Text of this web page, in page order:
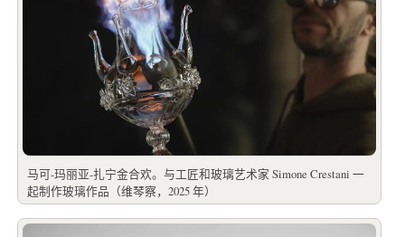
马可-玛丽亚-扎宁金合欢。与工匠和玻璃艺术家 Simone Crestani 一
起制作玻璃作品（维琴察，2025 年）